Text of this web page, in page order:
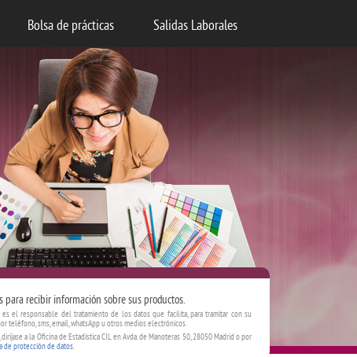
Bolsa de prácticas Salidas Laborales
recibir información sobre sus productos.
es el responsable del tratamiento de los datos que facilita, para tramitar con su
teléfono, sms, email, whatsApp u otros medios electrónicos.
a la Oficina de Estadística CIL en Avda. de Manoteras 50, 28050 Madrid o por
de protección de datos.